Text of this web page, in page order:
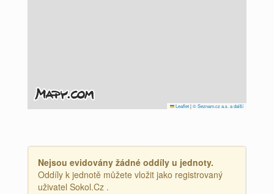
Leaflet|© Seznam.cz a.s. a další
Nejsou evidovány žádné oddíly u jednoty.
Oddíly k jednotě můžete vložit jako registrovaný
uživatel Sokol.Cz .